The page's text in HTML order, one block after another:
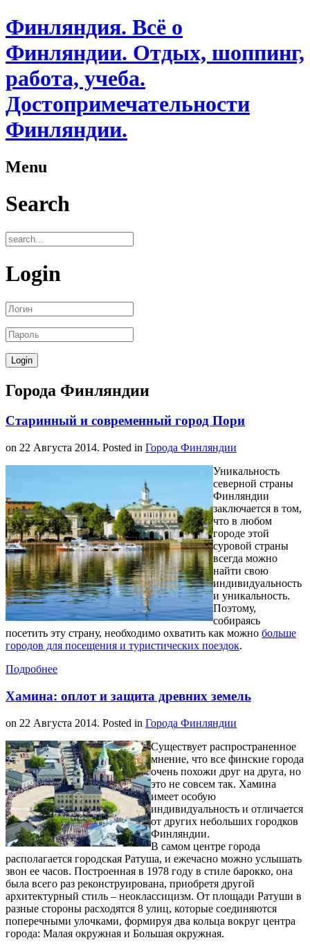
Финляндия. Всё о
Финляндии. Отдых, шоппинг,
работа, учеба.
Достопримечательности
Финляндии.
Menu
Search
Login
Города Финляндии
Старинный и современный город Пори
on 22 Августа 2014. Posted in Города Финляндии
Уникальность
северной страны
Финляндии
заключается в том,
что в любом
городе этой
суровой страны
всегда можно
найти свою
индивидуальность
и уникальность.
Поэтому,
собираясь
посетить эту страну, необходимо охватить как можно больше
городов для посещения и туристических поездок.
Подробнее
Хамина: оплот и защита древних земель
on 22 Августа 2014. Posted in Города Финляндии
Существует распространенное
мнение, что все финские города
очень похожи друг на друга, но
это не совсем так. Хамина
имеет особую
индивидуальность и отличается
от других небольших городков
Финляндии.
В самом центре города
располагается городская Ратуша, и ежечасно можно услышать
звон ее часов. Построенная в 1978 году в стиле барокко, она
была всего раз реконструирована, приобретя другой
архитектурный стиль – неоклассицизм. От площади Ратуши в
разные стороны расходятся 8 улиц, которые соединяются
поперечными улочками, формируя два кольца вокруг центра
города: Малая окружная и Большая окружная.